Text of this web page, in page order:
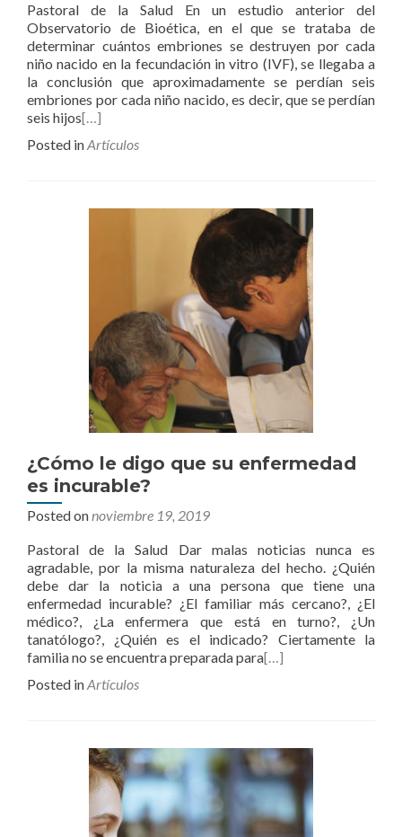
Pastoral de la Salud En un estudio anterior del
Observatorio de Bioética, en el que se trataba de
determinar cuántos embriones se destruyen por cada
niño nacido en la fecundación in vitro (IVF), se llegaba a
la conclusión que aproximadamente se perdían seis
embriones por cada niño nacido, es decir, que se perdían
seis hijos[…]
Posted inArtículos
¿Cómo le digo que su enfermedad
es incurable?
Posted onnoviembre 19, 2019
Pastoral de la Salud Dar malas noticias nunca es
agradable, por la misma naturaleza del hecho. ¿Quién
debe dar la noticia a una persona que tiene una
enfermedad incurable? ¿El familiar más cercano?, ¿El
médico?, ¿La enfermera que está en turno?, ¿Un
tanatólogo?, ¿Quién es el indicado? Ciertamente la
familia no se encuentra preparada para[…]
Posted inArtículos